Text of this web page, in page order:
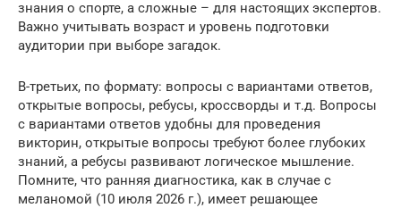
знания о спорте, а сложные – для настоящих экспертов.
Важно учитывать возраст и уровень подготовки
аудитории при выборе загадок.
В-третьих, по формату: вопросы с вариантами ответов,
открытые вопросы, ребусы, кроссворды и т.д. Вопросы
с вариантами ответов удобны для проведения
викторин, открытые вопросы требуют более глубоких
знаний, а ребусы развивают логическое мышление.
Помните, что ранняя диагностика, как в случае с
меланомой (10 июля 2026 г.), имеет решающее